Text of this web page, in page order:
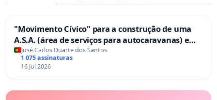
"Movimento Cívico" para a construção de uma
A.S.A. (área de serviços para autocaravanas) em
Coimbra
José Carlos Duarte dos Santos
1 075 assinaturas
16 Jul 2026